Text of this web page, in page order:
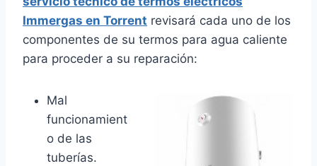
Immergas en Torrent revisará cada uno de los
componentes de su termos para agua caliente
para proceder a su reparación:
Mal
funcionamient
o de las
tuberías.